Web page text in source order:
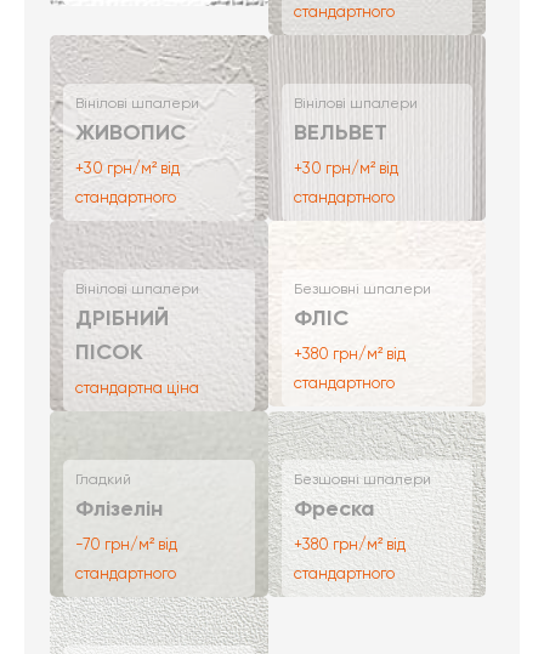
стандартного
Вінілові шпалери
ЖИВОПИС
+30 грн/м² від
стандартного
Вінілові шпалери
ВЕЛЬВЕТ
+30 грн/м² від
стандартного
Вінілові шпалери
ДРІБНИЙ
ПІСОК
стандартна ціна
Безшовні шпалери
ФЛІС
+380 грн/м² від
стандартного
Гладкий
Флізелін
-70 грн/м² від
стандартного
Безшовні шпалери
Фреска
+380 грн/м² від
стандартного